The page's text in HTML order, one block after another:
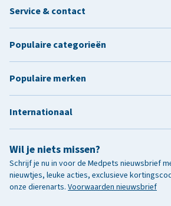
Wil je niets missen?
Schrijf je nu in voor de Medpets nieuwsbrief
nieuwtjes, leuke acties, exclusieve
onze dierenarts. Voorwaarden nieuwsbrief
Service & contact
Populaire categorieën
Populaire merken
Internationaal